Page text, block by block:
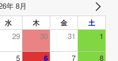
年 8月
水 木 金 土
29 30 31 1
5 6 7 8